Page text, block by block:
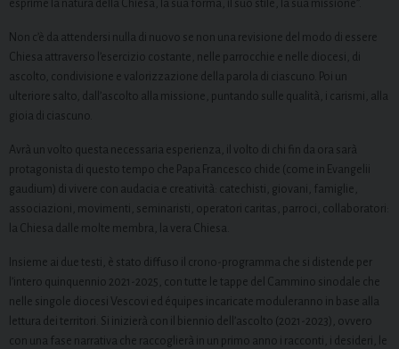
esprime la natura della Chiesa, la sua forma, il suo stile, la sua missione”.
Non c’è da attendersi nulla di nuovo se non una revisione del modo di essere
Chiesa attraverso l’esercizio costante, nelle parrocchie e nelle diocesi, di
ascolto, condivisione e valorizzazione della parola di ciascuno. Poi un
ulteriore salto, dall’ascolto alla missione, puntando sulle qualità, i carismi, alla
gioia di ciascuno.
Avrà un volto questa necessaria esperienza, il volto di chi fin da ora sarà
protagonista di questo tempo che Papa Francesco chide (come in Evangelii
gaudium) di vivere con audacia e creatività: catechisti, giovani, famiglie,
associazioni, movimenti, seminaristi, operatori caritas, parroci, collaboratori:
la Chiesa dalle molte membra, la vera Chiesa.
Insieme ai due testi, è stato diffuso il crono-programma che si distende per
l’intero quinquennio 2021-2025, con tutte le tappe del Cammino sinodale che
nelle singole diocesi Vescovi ed équipes incaricate moduleranno in base alla
lettura dei territori. Si inizierà con il biennio dell’ascolto (2021-2023), ovvero
con una fase narrativa che raccoglierà in un primo anno i racconti, i desideri, le